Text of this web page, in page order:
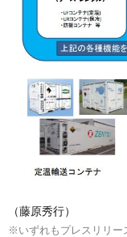
（藤原秀行）
※いずれもプレスリリー